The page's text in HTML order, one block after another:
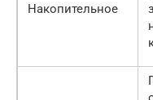
Накопительное